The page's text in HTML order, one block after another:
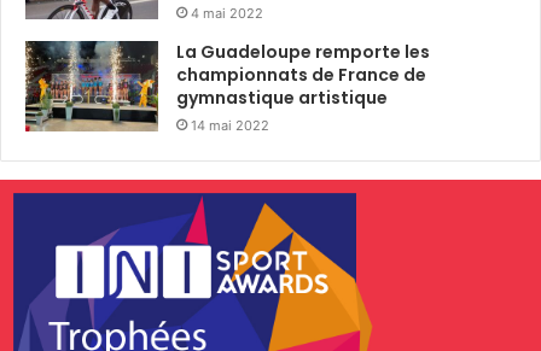
4 mai 2022
La Guadeloupe remporte les
championnats de France de
gymnastique artistique
14 mai 2022